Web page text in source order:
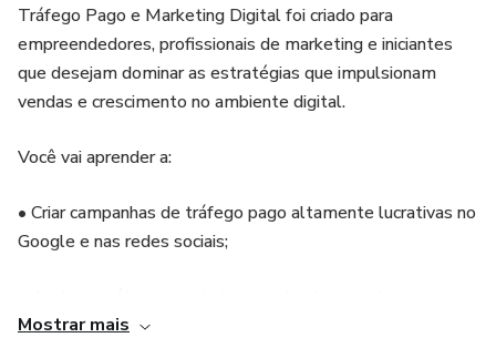
Tráfego Pago e Marketing Digital foi criado para
empreendedores, profissionais de marketing e iniciantes
que desejam dominar as estratégias que impulsionam
vendas e crescimento no ambiente digital.
Você vai aprender a:
• Criar campanhas de tráfego pago altamente lucrativas no
Google e nas redes sociais;
dados reais;
Mostrar mais